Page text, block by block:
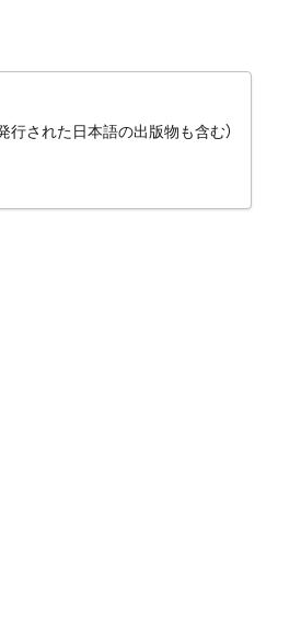
された日本語の出版物も含む）